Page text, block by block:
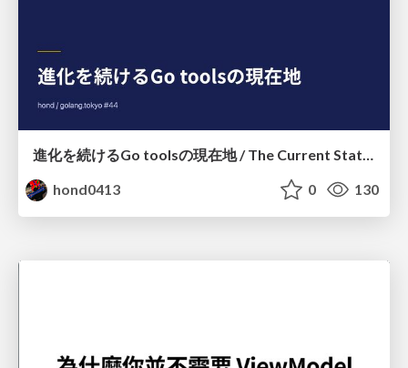
進化を続けるGo toolsの現在地 / The Current State of Ever-Evolving Go Tools
hond0413
0 130